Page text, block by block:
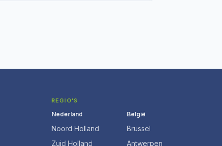
REGIO'S
Nederland
Noord Holland
Zuid Holland
België
Brussel
Antwerpen